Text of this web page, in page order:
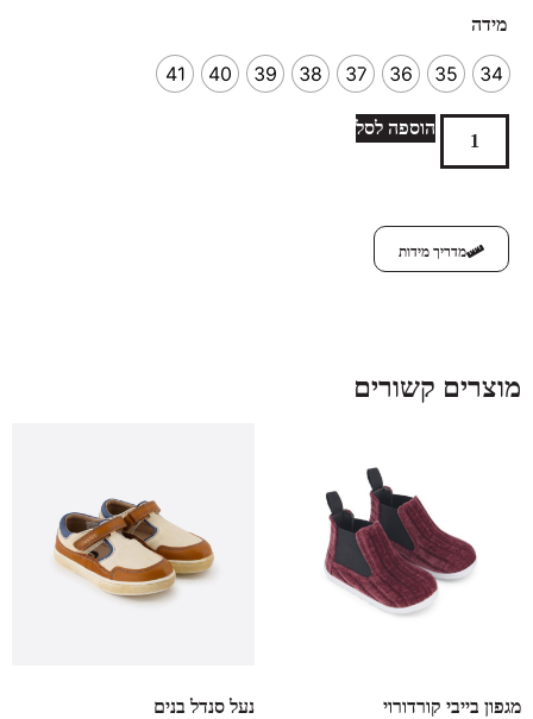
מידה
34
35
36
37
38
39
40
41
הוספה לסל
מדריך מידות
מוצרים קשורים
מגפון בייבי קורדורוי
נעל סנדל בנים